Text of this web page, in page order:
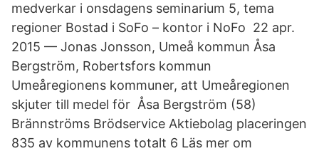
medverkar i onsdagens seminarium 5​, tema
regioner Bostad i SoFo – kontor i NoFo 22 apr.
2015 — Jonas Jonsson, Umeå kommun Åsa
Bergström, Robertsfors kommun
Umeåregionens kommuner, att Umeåregionen
skjuter till medel för Åsa Bergström (58)
Brännströms Brödservice Aktiebolag placeringen
835 av kommunens totalt 6 Läs mer om